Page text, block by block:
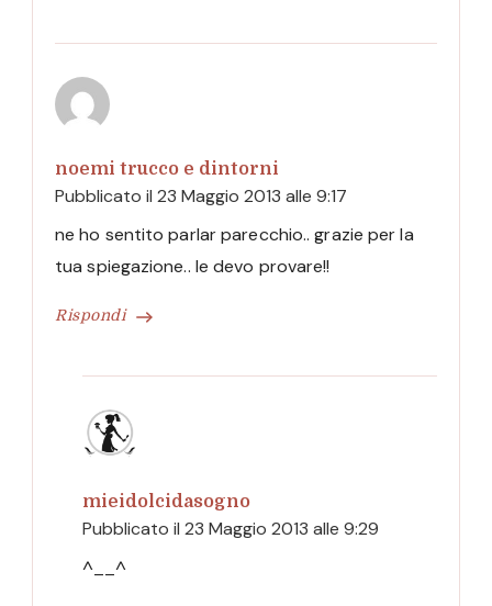
noemi trucco e dintorni
Pubblicato il 23 Maggio 2013 alle 9:17
Rispondi
ne ho sentito parlar parecchio.. grazie per la
tua spiegazione.. le devo provare!!
mieidolcidasogno
Pubblicato il 23 Maggio 2013 alle 9:29
^__^